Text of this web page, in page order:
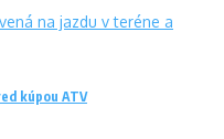
kúpou ATV